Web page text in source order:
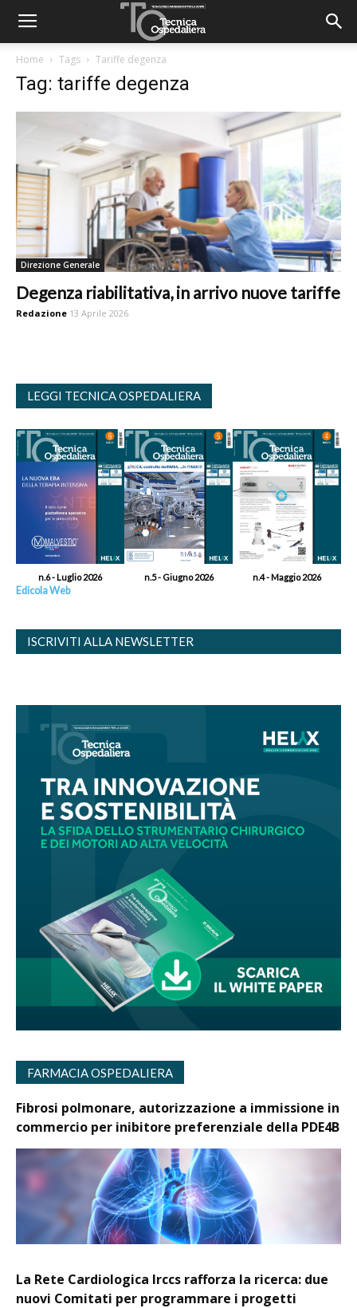
Home Tags Tariffe degenza
Tag: tariffe degenza
Direzione Generale
Degenza riabilitativa, in arrivo nuove tariffe
Redazione 13 Aprile 2026
LEGGI TECNICA OSPEDALIERA
n.6 - Luglio 2026 n.5 - Giugno 2026 n.4 - Maggio 2026
Edicola Web
ISCRIVITI ALLA NEWSLETTER
FARMACIA OSPEDALIERA
Fibrosi polmonare, autorizzazione a immissione in
commercio per inibitore preferenziale della PDE4B
La Rete Cardiologica Irccs rafforza la ricerca: due
nuovi Comitati per programmare i progetti